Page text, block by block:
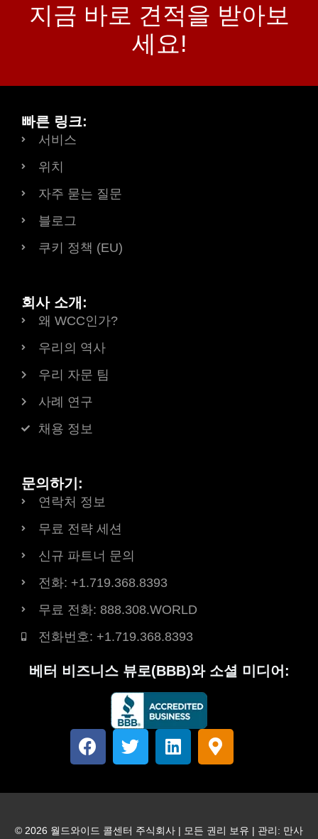
지금 바로 견적을 받아보
세요!
빠른 링크:
서비스
위치
자주 묻는 질문
블로그
쿠키 정책 (EU)
회사 소개:
왜 WCC인가?
우리의 역사
우리 자문 팀
사례 연구
채용 정보
문의하기:
연락처 정보
무료 전략 세션
신규 파트너 문의
전화: +1.719.368.8393
무료 전화: 888.308.WORLD
전화번호: +1.719.368.8393
베터 비즈니스 뷰로(BBB)와 소셜 미디어:
페
이
북
트
위
링
크
인
지
도
표
자
© 2026 월드와이드 콜센터 주식회사 | 모든 권리 보유 | 관리: 만사